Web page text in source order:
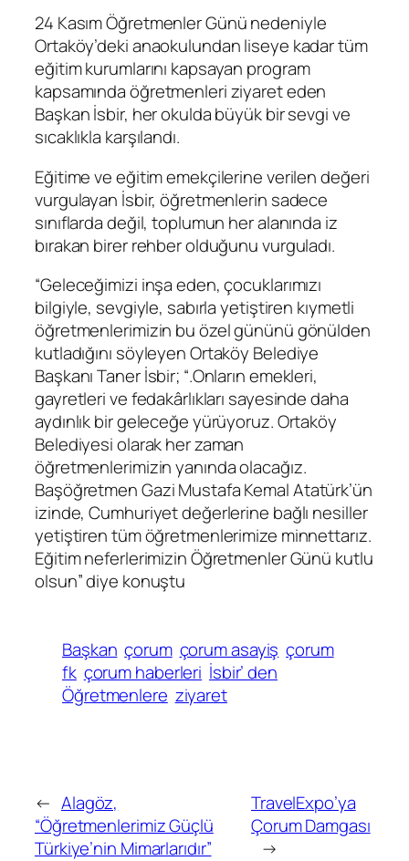
24 Kasım Öğretmenler Günü nedeniyle
Ortaköy’deki anaokulundan liseye kadar tüm
eğitim kurumlarını kapsayan program
kapsamında öğretmenleri ziyaret eden
Başkan İsbir, her okulda büyük bir sevgi ve
sıcaklıkla karşılandı.
Eğitime ve eğitim emekçilerine verilen değeri
vurgulayan İsbir, öğretmenlerin sadece
sınıflarda değil, toplumun her alanında iz
bırakan birer rehber olduğunu vurguladı.
“Geleceğimizi inşa eden, çocuklarımızı
bilgiyle, sevgiyle, sabırla yetiştiren kıymetli
öğretmenlerimizin bu özel gününü gönülden
kutladığını söyleyen Ortaköy Belediye
Başkanı Taner İsbir; “.Onların emekleri,
gayretleri ve fedakârlıkları sayesinde daha
aydınlık bir geleceğe yürüyoruz. Ortaköy
Belediyesi olarak her zaman
öğretmenlerimizin yanında olacağız.
Başöğretmen Gazi Mustafa Kemal Atatürk’ün
izinde, Cumhuriyet değerlerine bağlı nesiller
yetiştiren tüm öğretmenlerimize minnettarız.
Eğitim neferlerimizin Öğretmenler Günü kutlu
olsun” diye konuştu
Başkan çorum çorum asayiş çorum
fk çorum haberleri İsbir’ den
Öğretmenlere ziyaret
← Alagöz,
“Öğretmenlerimiz Güçlü
Türkiye’nin Mimarlarıdır”
TravelExpo’ya
Çorum Damgası
→